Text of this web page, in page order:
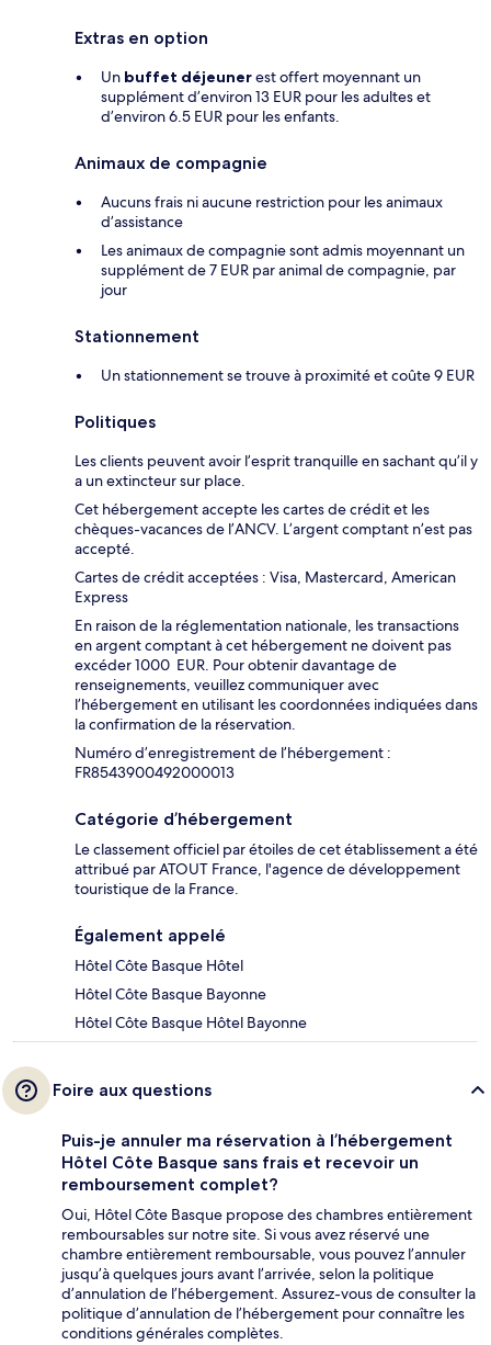
Extras en option
Un buffet déjeunerest offert moyennant un
supplément d’environ 13 EUR pour les adultes et
d’environ 6.5 EUR pour les enfants.
Animaux de compagnie
Aucuns frais ni aucune restriction pour les animaux
d’assistance
Les animaux de compagnie sont admis moyennant un
supplément de 7 EUR par animal de compagnie, par
jour
Stationnement
Un stationnement se trouve à proximité et coûte 9 EUR
Politiques
Les clients peuvent avoir l’esprit tranquille en sachant qu’il y
a un extincteur sur place.
Cet hébergement accepte les cartes de crédit et les
chèques-vacances de l’ANCV. L’argent comptant n’est pas
accepté.
Cartes de crédit acceptées : Visa, Mastercard, American
Express
En raison de la réglementation nationale, les transactions
en argent comptant à cet hébergement ne doivent pas
excéder 1000 EUR. Pour obtenir davantage de
renseignements, veuillez communiquer avec
l’hébergement en utilisant les coordonnées indiquées dans
la confirmation de la réservation.
Numéro d’enregistrement de l’hébergement :
FR8543900492000013
Catégorie d’hébergement
Le classement officiel par étoiles de cet établissement a été
attribué par ATOUT France, l'agence de développement
touristique de la France.
Également appelé
Hôtel Côte Basque Hôtel
Hôtel Côte Basque Bayonne
Hôtel Côte Basque Hôtel Bayonne
Foire aux questions
Puis-je annuler ma réservation à l’hébergement
Hôtel Côte Basque sans frais et recevoir un
remboursement complet?
Oui, Hôtel Côte Basque propose des chambres entièrement
remboursables sur notre site. Si vous avez réservé une
chambre entièrement remboursable, vous pouvez l’annuler
jusqu’à quelques jours avant l’arrivée, selon la politique
d’annulation de l’hébergement. Assurez-vous de consulter la
politique d’annulation de l’hébergement pour connaître les
conditions générales complètes.